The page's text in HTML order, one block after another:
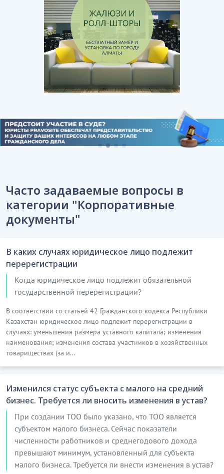
Часто задаваемые вопросы в
категории "Корпоративные
документы"
В каких случаях юридическое лицо подлежит
перерегистрации
Когда юридическое лицо подлежит обязательной
государственной перерегистрации?
В соответствии со статьей 42 Гражданского кодекса Республики
Казахстан юридическое лицо подлежит перерегистрации в
случаях: уменьшения размера уставного капитала; изменения
наименования; изменения состава участников в хозяйственных
товариществах (за и...
Изменился статус субъекта с малого на средний
бизнес. Требуется ли вносить изменения в устав?
При создании ТОО было указано, что ТОО является
субъектом малого бизнеса. Сейчас показатели
численности работников и среднегодового дохода
превышают минимум, установленный для субъекта
малого бизнеса. Требуется ли внести изменения в устав?